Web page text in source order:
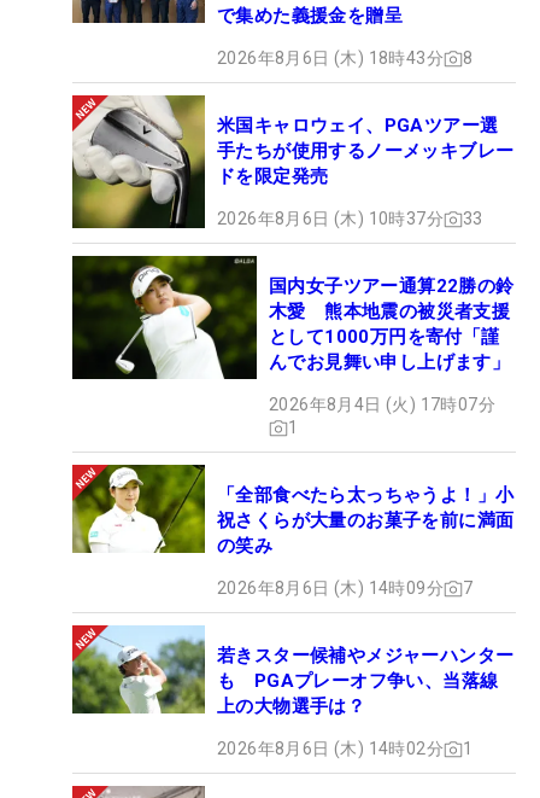
で集めた義援金を贈呈
2026年8月6日 (木) 18時43分 8
米国キャロウェイ、PGAツアー選
手たちが使用するノーメッキブレー
ドを限定発売
2026年8月6日 (木) 10時37分 33
国内女子ツアー通算22勝の鈴
木愛 熊本地震の被災者支援
として1000万円を寄付「謹
んでお見舞い申し上げます」
2026年8月4日 (火) 17時07分
1
「全部食べたら太っちゃうよ！」小
祝さくらが大量のお菓子を前に満面
の笑み
2026年8月6日 (木) 14時09分 7
若きスター候補やメジャーハンター
も PGAプレーオフ争い、当落線
上の大物選手は？
2026年8月6日 (木) 14時02分 1